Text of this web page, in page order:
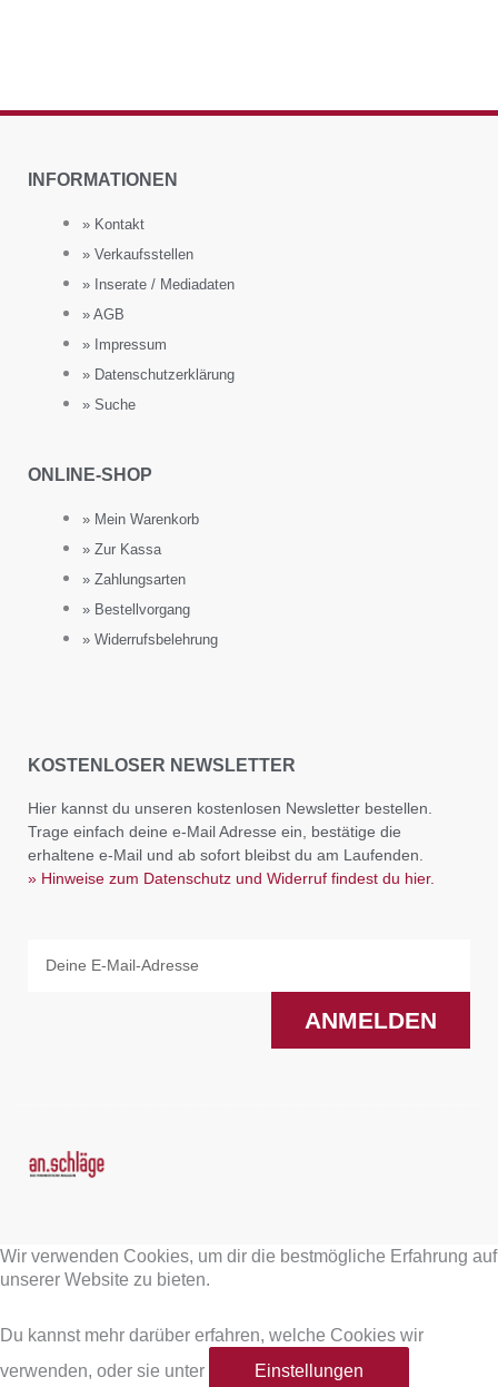
INFORMATIONEN
» Kontakt
» Verkaufsstellen
» Inserate / Mediadaten
» AGB
» Impressum
» Datenschutzerklärung
» Suche
ONLINE-SHOP
» Mein Warenkorb
» Zur Kassa
» Zahlungsarten
» Bestellvorgang
» Widerrufsbelehrung
KOSTENLOSER NEWSLETTER
Hier kannst du unseren kostenlosen Newsletter bestellen.
Trage einfach deine e-Mail Adresse ein, bestätige die
erhaltene e-Mail und ab sofort bleibst du am Laufenden.
» Hinweise zum Datenschutz und Widerruf findest du hier.
ANMELDEN
a
e
Wir verwenden Cookies, um dir die bestmögliche Erfahrung auf
unserer Website zu bieten.
Du kannst mehr darüber erfahren, welche Cookies wir
verwenden, oder sie unter
Einstellungen